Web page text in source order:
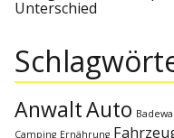
v
i
g
Unterschied
AnwaltAuto
Camping Ernährung